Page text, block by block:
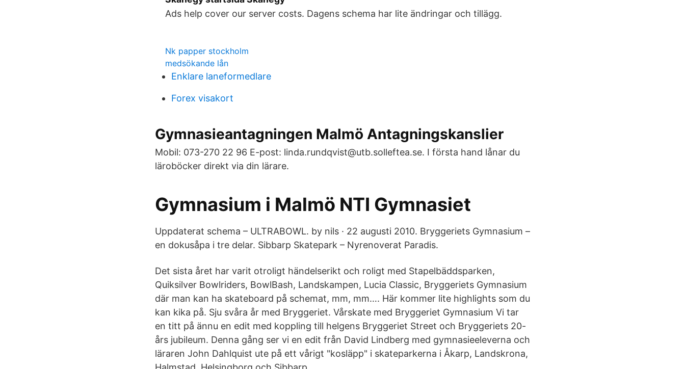
Ads help cover our server costs. Dagens schema har lite ändringar och tillägg.
Nk papper stockholm
medsökande lån
Enklare laneformedlare
Forex visakort
Gymnasieantagningen Malmö Antagningskanslier
Mobil: 073-270 22 96 E-post: linda.rundqvist@utb.solleftea.se. I första hand lånar du
läroböcker direkt via din lärare.
Gymnasium i Malmö NTI Gymnasiet
Uppdaterat schema – ULTRABOWL. by nils · 22 augusti 2010. Bryggeriets Gymnasium –
en dokusåpa i tre delar. Sibbarp Skatepark – Nyrenoverat Paradis.
Det sista året har varit otroligt händelserikt och roligt med Stapelbäddsparken,
Quiksilver Bowlriders, BowlBash, Landskampen, Lucia Classic, Bryggeriets Gymnasium
där man kan ha skateboard på schemat, mm, mm…. Här kommer lite highlights som du
kan kika på. Sju svåra år med Bryggeriet. Vårskate med Bryggeriet Gymnasium Vi tar
en titt på ännu en edit med koppling till helgens Bryggeriet Street och Bryggeriets 20-
års jubileum. Denna gång ser vi en edit från David Lindberg med gymnasieeleverna och
läraren John Dahlquist ute på ett vårigt "kosläpp" i skateparkerna i Åkarp, Landskrona,